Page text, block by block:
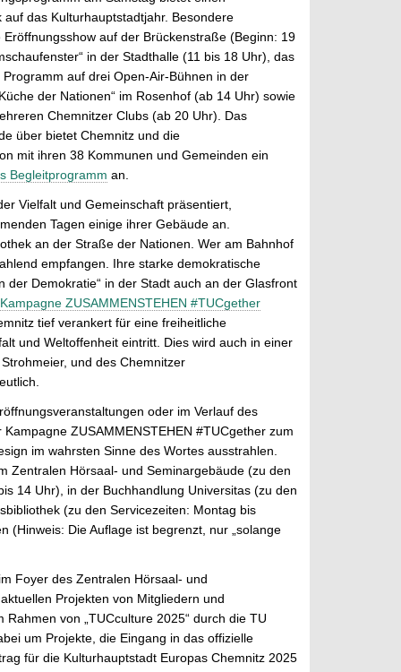
auf das Kulturhauptstadtjahr. Besondere
Eröffnungsshow auf der Brückenstraße (Beginn: 19
in der Stadthalle (11 bis 18 Uhr), das
auf drei Open-Air-Bühnen in der
der Nationen“ im Rosenhof (ab 14 Uhr) sowie
Chemnitzer Clubs (ab 20 Uhr). Das
über bietet Chemnitz und die
mit ihren 38 Kommunen und Gemeinden ein
Begleitprogramm an.
Vielfalt und Gemeinschaft präsentiert,
Tagen einige ihrer Gebäude an.
an der Straße der Nationen. Wer am Bahnhof
empfangen. Ihre starke demokratische
der Demokratie“ in der Stadt auch an der Glasfront
Kampagne ZUSAMMENSTEHEN #TUCgether
tief verankert für eine freiheitliche
und Weltoffenheit eintritt. Dies wird auch in einer
und des Chemnitzer
oder im Verlauf des
ZUSAMMENSTEHEN #TUCgether zum
im wahrsten Sinne des Wortes ausstrahlen.
Zentralen Hörsaal- und Seminargebäude (zu den
14 Uhr), in der Buchhandlung Universitas (zu den
(zu den Servicezeiten: Montag bis
(Hinweis: Die Auflage ist begrenzt, nur „solange
Foyer des Zentralen Hörsaal- und
Projekten von Mitgliedern und
von „TUCculture 2025“ durch die TU
um Projekte, die Eingang in das offizielle
für die Kulturhauptstadt Europas Chemnitz 2025